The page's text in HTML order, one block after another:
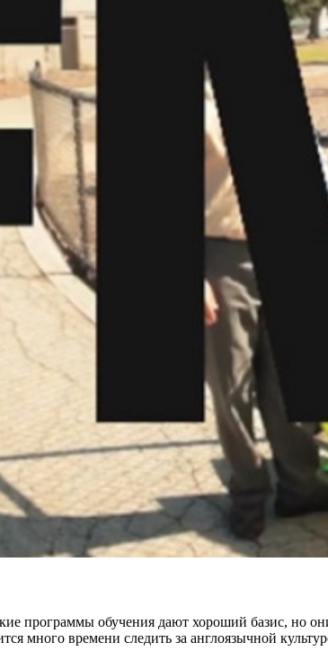
программы обучения дают хороший базис, но
много времени следить за англоязычной